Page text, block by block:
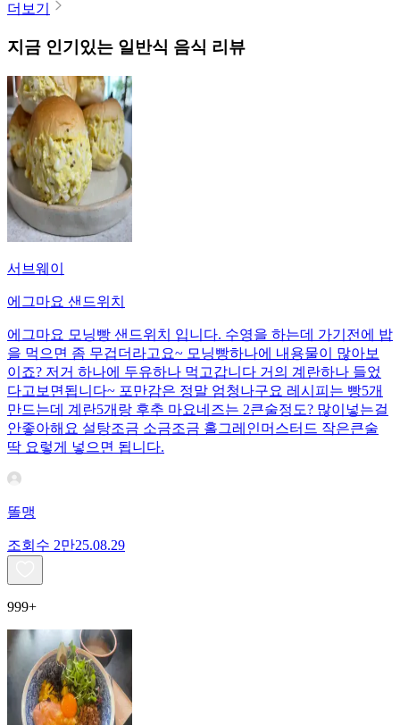
더보기
지금 인기있는 일반식 음식 리뷰
서브웨이
에그마요 샌드위치
에그마요 모닝빵 샌드위치 입니다. 수영을 하는데 가기전에 밥
을 먹으면 좀 무겁더라고요~ 모닝빵하나에 내용물이 많아보
이죠? 저거 하나에 두유하나 먹고갑니다 거의 계란하나 들었
다고보면됩니다~ 포만감은 정말 엄청나구요 레시피는 빵5개
만드는데 계란5개랑 후추 마요네즈는 2큰술정도? 많이넣는걸
안좋아해요 설탕조금 소금조금 홀그레인머스터드 작은큰술
딱 요렇게 넣으면 됩니다.
똘맹
조회수 2만25.08.29
999+